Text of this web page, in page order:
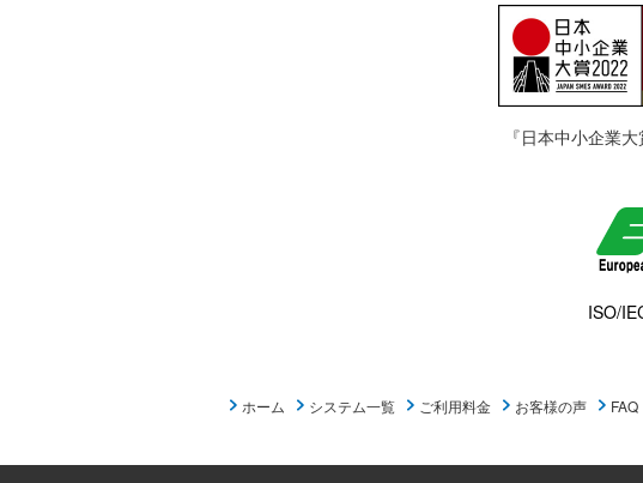
『日本中小企業
ISO/
ホーム システム一覧 ご利用料金 お客様の声 FAQ